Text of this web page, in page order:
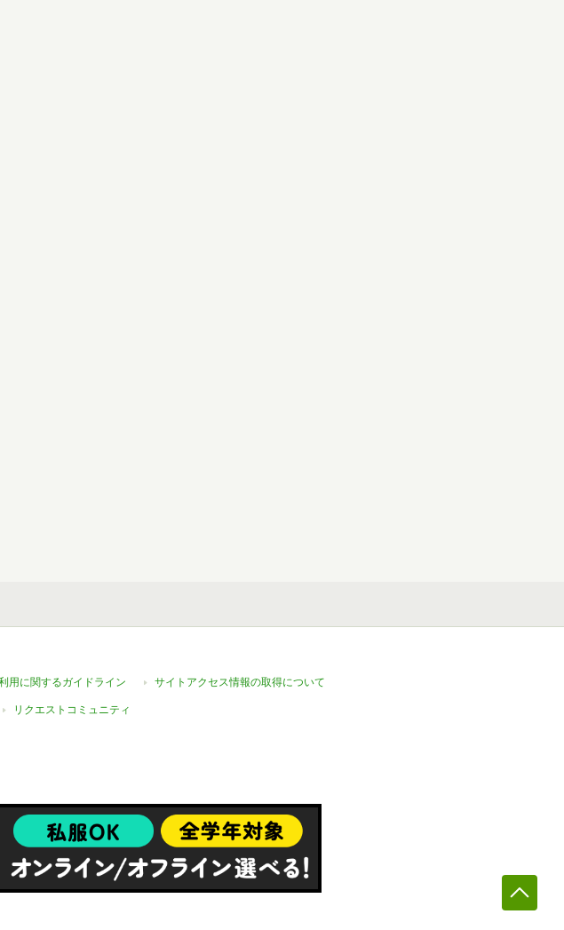
用に関するガイドライン サイトアクセス情報の取得について
リクエストコミュニティ